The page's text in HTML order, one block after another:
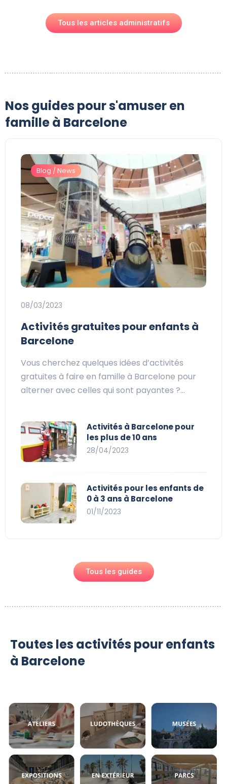
Tous les articles administratifs
Nos guides pour s'amuser en
famille à Barcelone
Blog / News
08/03/2023
Activités gratuites pour enfants à
Barcelone
Vous cherchez quelques idées d’activités
gratuites à faire en famille à Barcelone pour
alterner avec celles qui sont payantes ?…
Activités à Barcelone pour
les plus de 10 ans
28/04/2023
Activités pour les enfants de
0 à 3 ans à Barcelone
01/11/2023
Tous les guides
Toutes les activités pour enfants
à Barcelone